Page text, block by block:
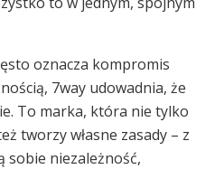
oznacza kompromis
7way udowadnia, że
To marka, która nie tylko
tworzy własne zasady – z
sobie niezależność,